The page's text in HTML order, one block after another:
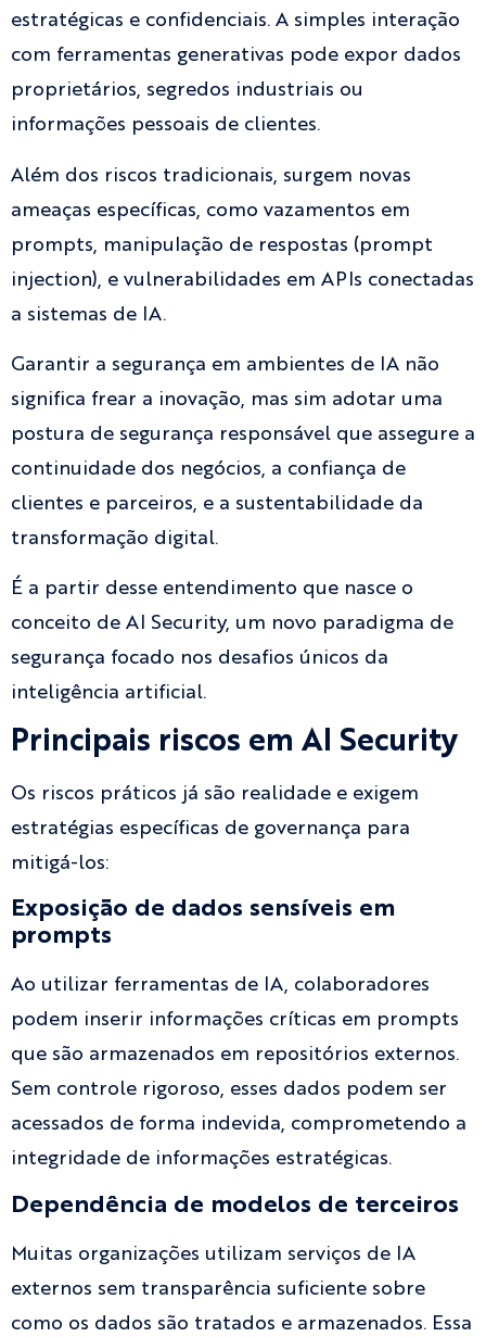
estratégicas e confidenciais. A simples interação
com ferramentas generativas pode expor dados
proprietários, segredos industriais ou
informações pessoais de clientes.
Além dos riscos tradicionais, surgem novas
ameaças específicas, como vazamentos em
prompts, manipulação de respostas (prompt
injection), e vulnerabilidades em APIs conectadas
a sistemas de IA.
Garantir a segurança em ambientes de IA não
significa frear a inovação, mas sim adotar uma
postura de segurança responsável que assegure a
continuidade dos negócios, a confiança de
clientes e parceiros, e a sustentabilidade da
transformação digital.
É a partir desse entendimento que nasce o
conceito de AI Security, um novo paradigma de
segurança focado nos desafios únicos da
inteligência artificial.
Principais riscos em AI Security
Os riscos práticos já são realidade e exigem
estratégias específicas de governança para
mitigá-los:
Exposição de dados sensíveis em
prompts
Ao utilizar ferramentas de IA, colaboradores
podem inserir informações críticas em prompts
que são armazenados em repositórios externos.
Sem controle rigoroso, esses dados podem ser
acessados de forma indevida, comprometendo a
integridade de informações estratégicas.
Dependência de modelos de terceiros
Muitas organizações utilizam serviços de IA
externos sem transparência suficiente sobre
como os dados são tratados e armazenados. Essa